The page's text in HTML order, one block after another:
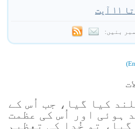
بنیں:
کیا گیا، جب اُس کے
ہوئی اور اُس کی عظمت
تو خُدا کی تعظیم